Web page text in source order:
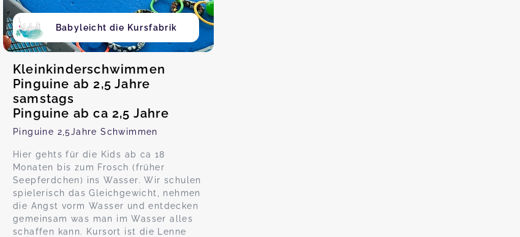
Babyleicht die Kursfabrik
Kleinkinderschwimmen
Pinguine ab 2,5 Jahre
samstags
Pinguine ab ca 2,5 Jahre
Pinguine 2,5Jahre Schwimmen
Hier gehts für die Kids ab ca 18
Monaten bis zum Frosch (früher
Seepferdchen) ins Wasser. Wir schulen
spielerisch das Gleichgewicht, nehmen
die Angst vorm Wasser und entdecken
gemeinsam was man im Wasser alles
schaffen kann. Kursort ist die Lenne